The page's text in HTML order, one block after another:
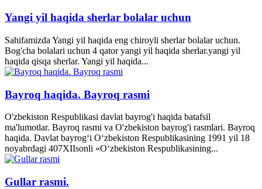
Yangi yil haqida sherlar bolalar uchun
Sahifamizda Yangi yil haqida eng chiroyli sherlar bolalar uchun.
Bog'cha bolalari uchun 4 qator yangi yil haqida sherlar.yangi yil
haqida qisqa sherlar. Yangi yil haqida...
Bayroq haqida. Bayroq rasmi
O'zbekiston Respublikasi davlat bayrog'i haqida batafsil
ma'lumotlar. Bayroq rasmi va O'zbekiston bayrog'i rasmlari. Bayroq
haqida. Davlat bayrog‘i O‘zbekiston Respublikasining 1991 yil 18
noyabrdagi 407­XII­sonli «O‘zbekiston Respublikasining...
Gullar rasmi.